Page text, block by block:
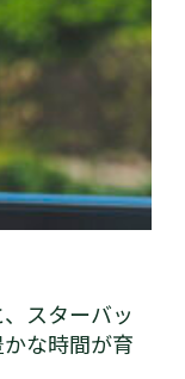
スターバッ
な時間が育